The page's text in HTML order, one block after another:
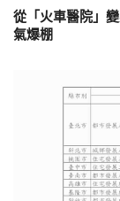
從「火車醫院」
氣爆棚